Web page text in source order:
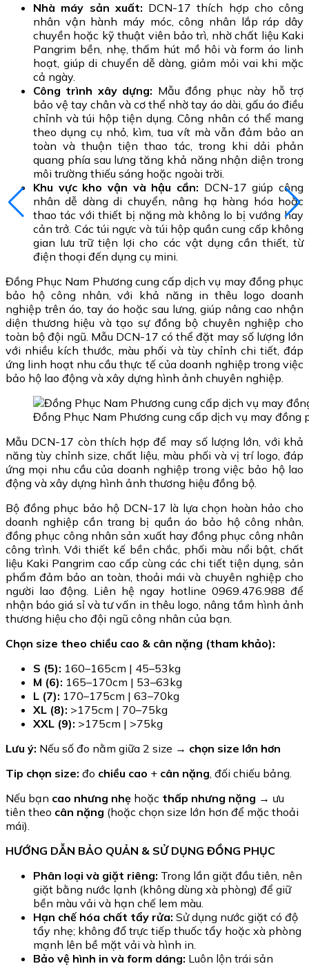
Nhà máy sản xuất: DCN-17 thích hợp cho công
nhân vận hành máy móc, công nhân lắp ráp dây
chuyền hoặc kỹ thuật viên bảo trì, nhờ chất liệu Kaki
Pangrim bền, nhẹ, thấm hút mồ hôi và form áo linh
hoạt, giúp di chuyển dễ dàng, giảm mỏi vai khi mặc
cả ngày.
Công trình xây dựng: Mẫu đồng phục này hỗ trợ
bảo vệ tay chân và cơ thể nhờ tay áo dài, gấu áo điều
chỉnh và túi hộp tiện dụng. Công nhân có thể mang
theo dụng cụ nhỏ, kìm, tua vít mà vẫn đảm bảo an
toàn và thuận tiện thao tác, trong khi dải phản
quang phía sau lưng tăng khả năng nhận diện trong
môi trường thiếu sáng hoặc ngoài trời.
Khu vực kho vận và hậu cần: DCN-17 giúp công
nhân dễ dàng di chuyển, nâng hạ hàng hóa hoặc
thao tác với thiết bị nặng mà không lo bị vướng hay
cản trở. Các túi ngực và túi hộp quần cung cấp không
gian lưu trữ tiện lợi cho các vật dụng cần thiết, từ
điện thoại đến dụng cụ mini.
Đồng Phục Nam Phương cung cấp dịch vụ may đồng phục
bảo hộ công nhân, với khả năng in thêu logo doanh
nghiệp trên áo, tay áo hoặc sau lưng, giúp nâng cao nhận
diện thương hiệu và tạo sự đồng bộ chuyên nghiệp cho
toàn bộ đội ngũ. Mẫu DCN-17 có thể đặt may số lượng lớn
với nhiều kích thước, màu phối và tùy chỉnh chi tiết, đáp
ứng linh hoạt nhu cầu thực tế của doanh nghiệp trong việc
bảo hộ lao động và xây dựng hình ảnh chuyên nghiệp.
Đồng Phục Nam Phương cung cấp dịch vụ may đồng
Mẫu DCN-17 còn thích hợp để may số lượng lớn, với khả
năng tùy chỉnh size, chất liệu, màu phối và vị trí logo, đáp
ứng mọi nhu cầu của doanh nghiệp trong việc bảo hộ lao
động và xây dựng hình ảnh thương hiệu đồng bộ.
Bộ đồng phục bảo hộ DCN-17 là lựa chọn hoàn hảo cho
doanh nghiệp cần trang bị quần áo bảo hộ công nhân,
đồng phục công nhân sản xuất hay đồng phục công nhân
công trình. Với thiết kế bền chắc, phối màu nổi bật, chất
liệu Kaki Pangrim cao cấp cùng các chi tiết tiện dụng, sản
phẩm đảm bảo an toàn, thoải mái và chuyên nghiệp cho
người lao động. Liên hệ ngay hotline 0969.476.988 để
nhận báo giá sỉ và tư vấn in thêu logo, nâng tầm hình ảnh
thương hiệu cho đội ngũ công nhân của bạn.
Chọn size theo chiều cao & cân nặng (tham khảo):
S (5): 160–165cm | 45–53kg
M (6): 165–170cm | 53–63kg
L (7): 170–175cm | 63–70kg
XL (8): >175cm | 70–75kg
XXL (9): >175cm | >75kg
Lưu ý: Nếu số đo nằm giữa 2 size → chọn size lớn hơn
Tip chọn size: đo chiều cao + cân nặng, đối chiếu bảng.
Nếu bạn cao nhưng nhẹ hoặc thấp nhưng nặng → ưu
tiên theo cân nặng (hoặc chọn size lớn hơn để mặc thoải
mái).
HƯỚNG DẪN BẢO QUẢN & SỬ DỤNG ĐỒNG PHỤC
Phân loại và giặt riêng: Trong lần giặt đầu tiên, nên
giặt bằng nước lạnh (không dùng xà phòng) để giữ
bền màu vải và hạn chế lem màu.
Hạn chế hóa chất tẩy rửa: Sử dụng nước giặt có độ
tẩy nhẹ; không đổ trực tiếp thuốc tẩy hoặc xà phòng
mạnh lên bề mặt vải và hình in.
Bảo vệ hình in và form dáng: Luôn lộn trái sản